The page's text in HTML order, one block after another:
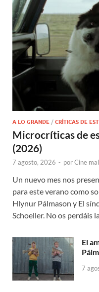
A LO GRANDE / CRÍTICAS DE
Microcríticas de
(2026)
7 agosto, 2026 - porCine
Un nuevo mes nos
para este verano como
Hlynur Pálmason y El
Schoeller. No os perdáis
El
7